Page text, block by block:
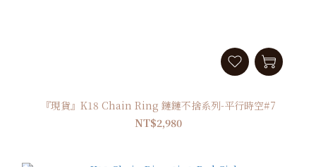
『現貨』K18 Chain Ring 鏈鏈不捨系列-平行時空#7
NT$2,980